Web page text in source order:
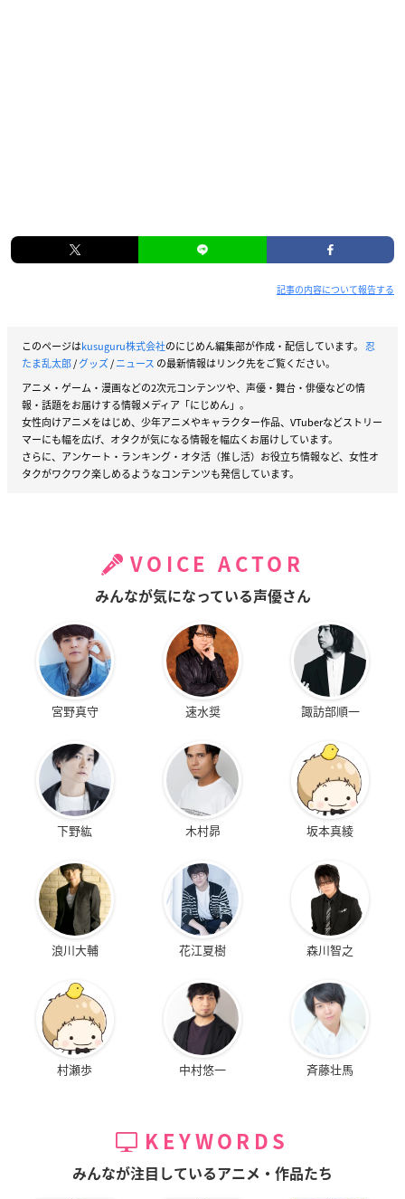
記事の内容について報告する
このページはkusuguru株式会社のにじめん編集部が作成・配信しています。 忍
たま乱太郎/グッズ/ニュース の最新情報はリンク先をご覧ください。
アニメ・ゲーム・漫画などの2次元コンテンツや、声優・舞台・俳優などの情
報・話題をお届けする情報メディア「にじめん」。
女性向けアニメをはじめ、少年アニメやキャラクター作品、VTuberなどストリー
マーにも幅を広げ、オタクが気になる情報を幅広くお届けしています。
さらに、アンケート・ランキング・オタ活（推し活）お役立ち情報など、女性オ
タクがワクワク楽しめるようなコンテンツも発信しています。
VOICE ACTOR
みんなが気になっている声優さん
宮野真守 速水奨 諏訪部順一
下野紘 木村昴 坂本真綾
浪川大輔 花江夏樹 森川智之
村瀬歩 中村悠一 斉藤壮馬
KEYWORDS
みんなが注目しているアニメ・作品たち